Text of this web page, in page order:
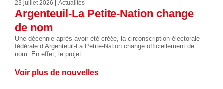
23 juillet 2026 Actualités
Argenteuil-La Petite-Nation change
de nom
Une décennie après avoir été créée, la circonscription électorale
fédérale d’Argenteuil-La Petite-Nation change officiellement de
nom. En effet, le projet…
Voir plus de nouvelles